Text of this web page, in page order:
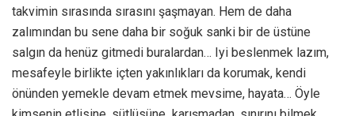
takvimin sırasında sırasını şaşmayan. Hem de daha
zalımından bu sene daha bir soğuk sanki bir de üstüne
salgın da henüz gitmedi buralardan… Iyi beslenmek lazım,
mesafeyle birlikte içten yakınlıkları da korumak, kendi
önünden yemekle devam etmek mevsime, hayata… Öyle